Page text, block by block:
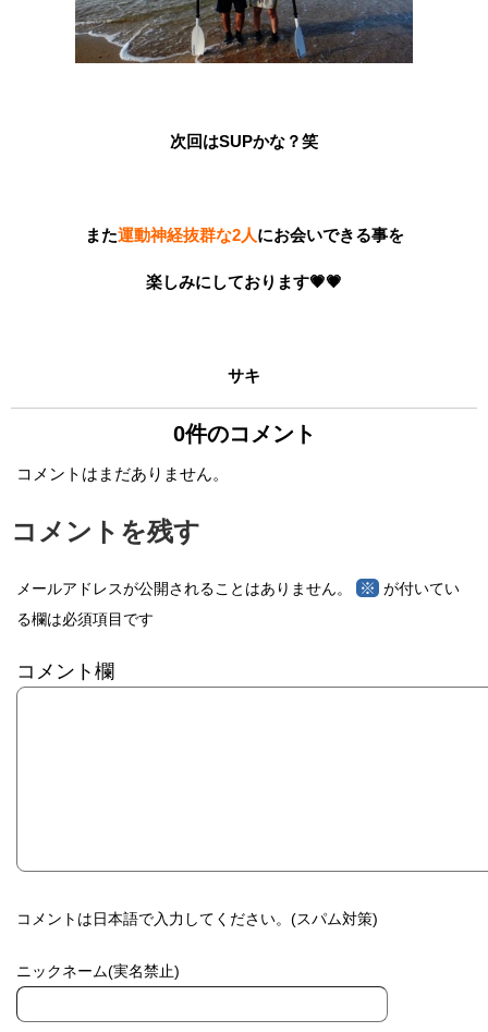
次回はSUPかな？笑
また運動神経抜群な2人にお会いできる事を
楽しみにしております💗💗
サキ
0件のコメント
コメントはまだありません。
コメントを残す
メールアドレスが公開されることはありません。 ※ が付いてい
る欄は必須項目です
コメント欄
コメントは日本語で入力してください。(スパム対策)
ニックネーム(実名禁止)